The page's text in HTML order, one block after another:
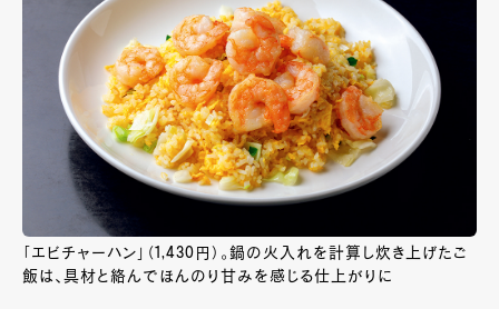
「エビチャーハン」（1,430円）。鍋の火入れを計算し炊き上げたご
飯は、具材と絡んでほんのり甘みを感じる仕上がりに